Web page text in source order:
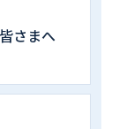
さまへ